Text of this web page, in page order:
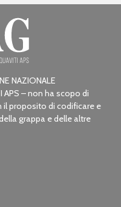
NAZIONALE
APS – non ha scopo di
il proposito di codificare e
grappa e delle altre